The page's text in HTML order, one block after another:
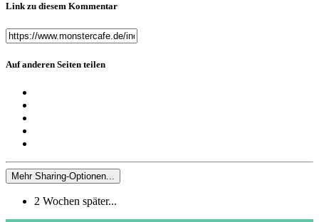
Link zu diesem Kommentar
Auf anderen Seiten teilen
Mehr Sharing-Optionen...
2 Wochen später...